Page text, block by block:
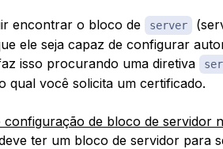
encontrar o bloco de server
ele seja capaz de configurar
isso procurando uma diretiva
qual você solicita um certificado.
configuração de bloco de servidor
ter um bloco de servidor para